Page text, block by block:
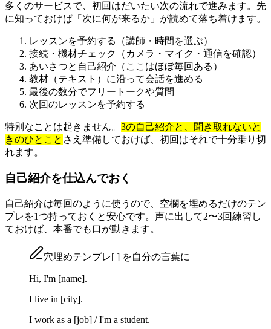
多くのサービスで、初回はだいたい次の流れで進みます。先
に知っておけば「次に何が来るか」が読めて落ち着けます。
レッスンを予約する（講師・時間を選ぶ）
接続・機材チェック（カメラ・マイク・通信を確認）
あいさつと自己紹介（ここはほぼ毎回ある）
教材（テキスト）に沿って会話を進める
最後の数分でフリートークや質問
次回のレッスンを予約する
特別なことは起きません。 3の自己紹介と、聞き取れないと
きのひとこと さえ準備しておけば、初回はそれで十分乗り切
れます。
自己紹介を仕込んでおく
自己紹介は毎回のように使うので、空欄を埋めるだけのテン
プレを1つ持っておくと安心です。声に出して2〜3回練習し
ておけば、本番でも口が動きます。
穴埋めテンプレ[ ] を自分の言葉に
Hi, I'm [name].
I live in [city].
I work as a [job] / I'm a student.